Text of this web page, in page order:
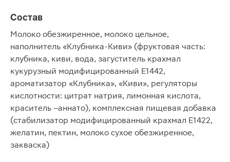
Состав
Молоко обезжиренное, молоко цельное,
наполнитель «Клубника-Киви» (фруктовая часть:
клубника, киви, вода, загуститель крахмал
кукурузный модифицированный Е1442,
ароматизатор «Клубника», «Киви», регуляторы
кислотности: цитрат натрия, лимонная кислота,
краситель –аннато), комплексная пищевая добавка
(стабилизатор модифицированный крахмал Е1422,
желатин, пектин, молоко сухое обезжиренное,
закваска)